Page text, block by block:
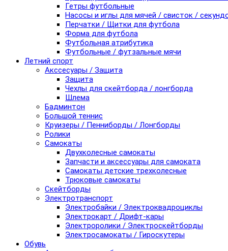
Гетры футбольные
Насосы и иглы для мячей / свисток /
Перчатки / Щитки для футбола
Форма для футбола
Футбольная атрибутика
Футбольные / футзальные мячи
Летний спорт
Акссесуары / Защита
Защита
Чехлы для скейтборда / лонгборда
Шлема
Бадминтон
Большой теннис
Круизеры / Пенниборды / Лонгборды
Ролики
Самокаты
Двухколесные самокаты
Запчасти и аксессуары для самоката
Самокаты детские трехколесные
Трюковые самокаты
Скейтборды
Электротранспорт
Электробайки / Электроквадроциклы
Электрокарт / Дрифт-кары
Электроролики / Электроскейтборды
Электросамокаты / Гироскутеры
Обувь